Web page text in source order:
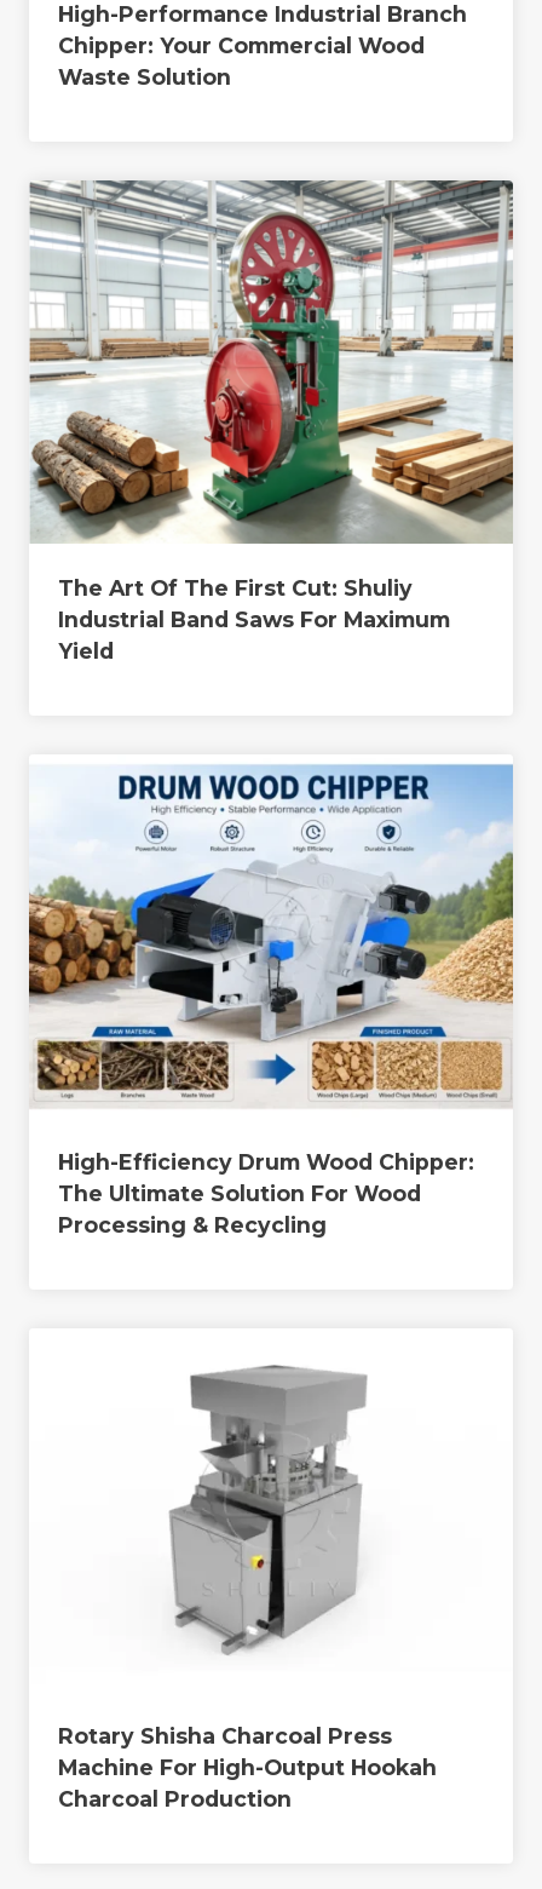
High-Performance Industrial Branch
Chipper: Your Commercial Wood
Waste Solution
The Art Of The First Cut: Shuliy
Industrial Band Saws For Maximum
Yield
High-Efficiency Drum Wood Chipper:
The Ultimate Solution For Wood
Processing & Recycling
Rotary Shisha Charcoal Press
Machine For High-Output Hookah
Charcoal Production